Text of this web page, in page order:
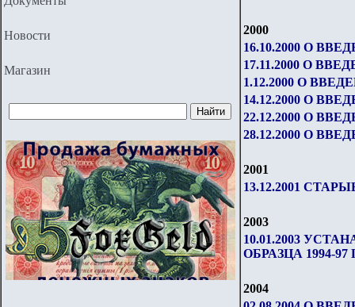
Новости
Магазин
2000
16.10.2000 О
17.11.2000 О
1.12.2000 О
14.12.2000 О
22.12.2000 О
28.12.2000 О
2001
13.12.2001
2003
10.01.2003
ОБРАЗЦА 1994-
2004